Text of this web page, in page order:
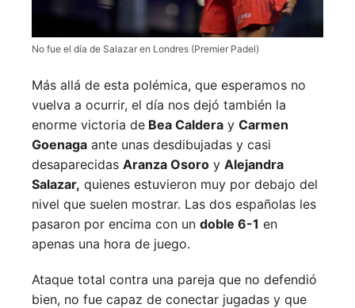
No fue el día de Salazar en Londres (Premier Padel)
Más allá de esta polémica, que esperamos no
vuelva a ocurrir, el día nos dejó también la
enorme victoria de Bea Caldera y Carmen
Goenaga ante unas desdibujadas y casi
desaparecidas Aranza Osoro y Alejandra
Salazar, quienes estuvieron muy por debajo del
nivel que suelen mostrar. Las dos españolas les
pasaron por encima con un doble 6-1 en
apenas una hora de juego.
Ataque total contra una pareja que no defendió
bien, no fue capaz de conectar jugadas y que